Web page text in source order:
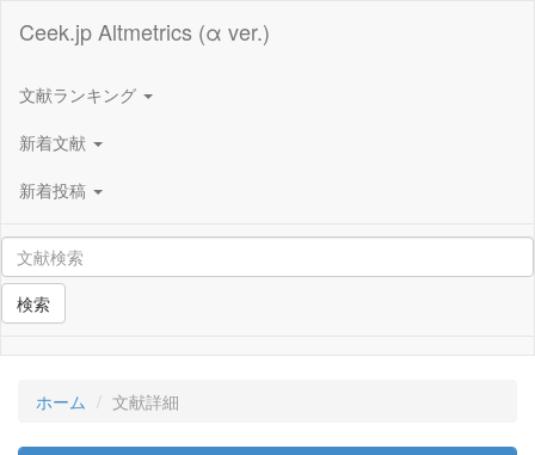
Ceek.jp Altmetrics (α ver.)
文献ランキング
新着文献
新着投稿
検索
ホーム 文献詳細